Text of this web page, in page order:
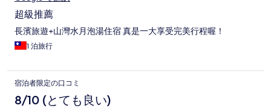
超級推薦
長濱旅遊+山灣水月泡湯住宿 真是一大享受完美行程喔！
1 泊旅行
宿泊者限定の口コミ
8/10 (とても良い)